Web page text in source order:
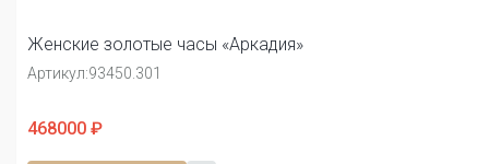
Женские золотые часы «Аркадия»
Артикул:93450.301
468000 ₽